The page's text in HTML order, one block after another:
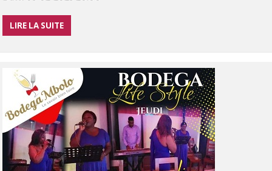
LIRE LA SUITE